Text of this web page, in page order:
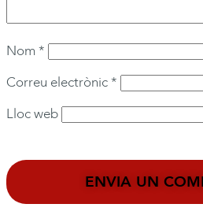
Nom *
Correu electrònic*
Lloc web